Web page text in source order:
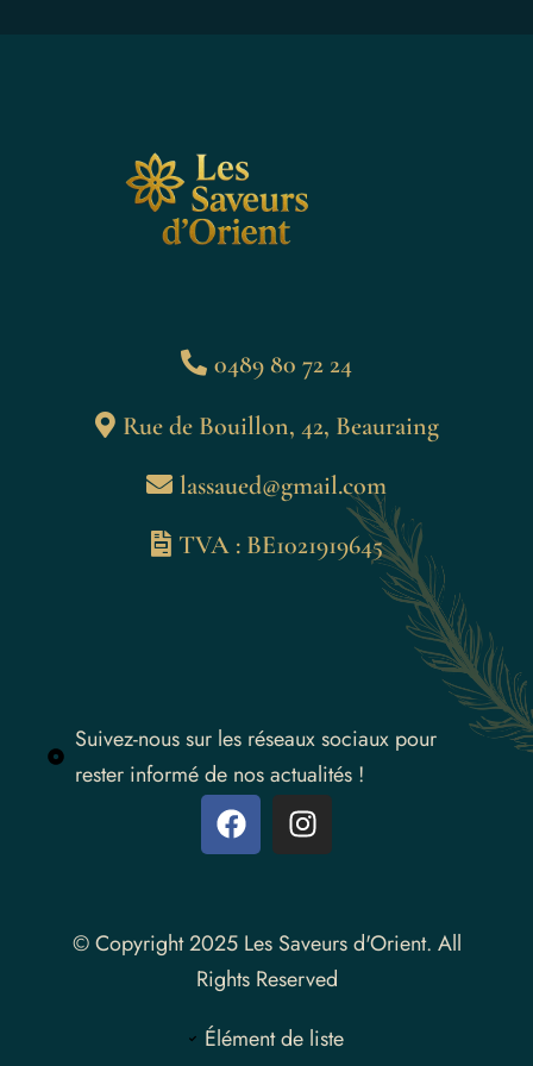
0489 80 72 24
Rue de Bouillon, 42, Beauraing
lassaued@gmail.com
TVA : BE1021919645
Suivez-nous sur les réseaux sociaux pour
rester informé de nos actualités !
© Copyright 2025 Les Saveurs d'Orient. All
Rights Reserved
Élément de liste
Instagram